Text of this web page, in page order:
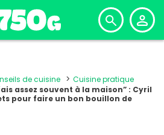
de cuisine
Cuisine pratique
assez souvent à la maison” : Cyril
pour faire un bon bouillon de